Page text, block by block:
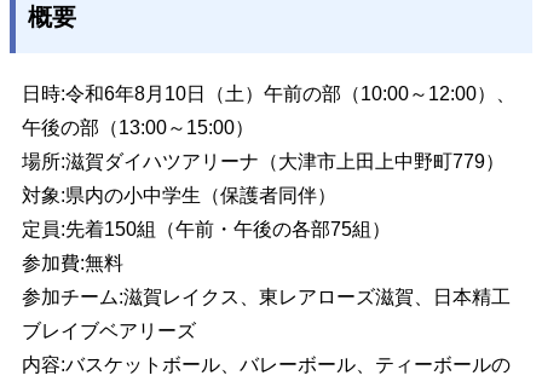
概要
日時:令和6年8月10日（土）午前の部（10:00～12:00）、
午後の部（13:00～15:00）
場所:滋賀ダイハツアリーナ（大津市上田上中野町779）
対象:県内の小中学生（保護者同伴）
定員:先着150組（午前・午後の各部75組）
参加費:無料
参加チーム:滋賀レイクス、東レアローズ滋賀、日本精工
ブレイブベアリーズ
内容:バスケットボール、バレーボール、ティーボールの